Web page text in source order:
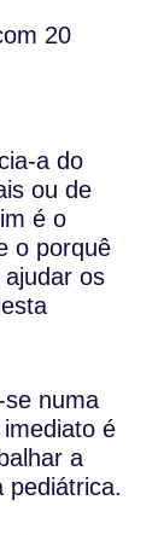
20
a do
ou de
é o
o porquê
os
numa
é
a
pediátrica.